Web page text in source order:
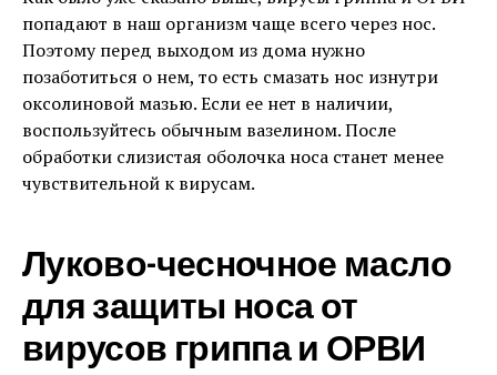
попадают в наш организм чаще всего через нос.
Поэтому перед выходом из дома нужно
позаботиться о нем, то есть смазать нос изнутри
оксолиновой мазью. Если ее нет в наличии,
воспользуйтесь обычным вазелином. После
обработки слизистая оболочка носа станет менее
чувствительной к вирусам.
Луково-чесночное масло
для защиты носа от
вирусов гриппа и ОРВИ